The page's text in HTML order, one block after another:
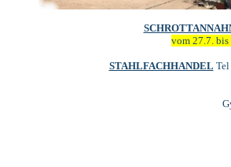
vom 27.7.
STAHLFACHHANDEL